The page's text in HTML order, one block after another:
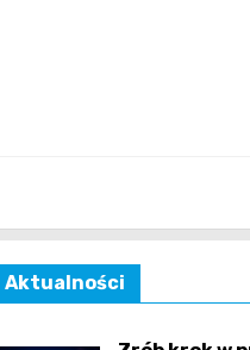
Aktualności